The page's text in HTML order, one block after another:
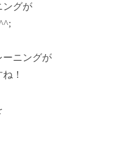
ングが
ーニングが
！